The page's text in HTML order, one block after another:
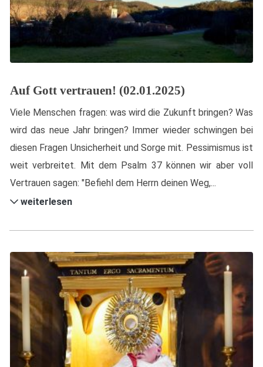
Auf Gott vertrauen! (02.01.2025)
Viele Menschen fragen: was wird die Zukunft bringen? Was
wird das neue Jahr bringen? Immer wieder schwingen bei
diesen Fragen Unsicherheit und Sorge mit. Pessimismus ist
weit verbreitet. Mit dem Psalm 37 können wir aber voll
Vertrauen sagen: "Befiehl dem Herrn deinen Weg,...
weiterlesen